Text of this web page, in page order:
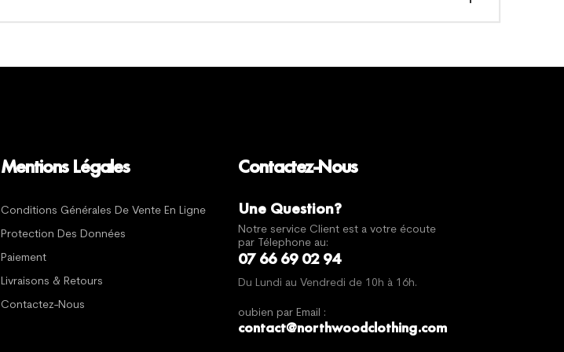
Mentions Légales
Conditions Générales De Vente En Ligne
Protection Des Données
Paiement
Livraisons & Retours
Contactez-Nous
Contactez-Nous
Une Question?
Notre service Client est a votre écoute
par Télephone au:
07 66 69 02 94
Du Lundi au Vendredi de 10h à 16h.
oubien par Email :
contact@northwoodclothing.com